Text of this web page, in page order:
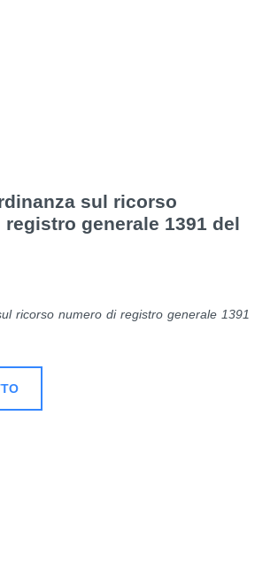
sul ricorso
generale 1391 del
ricorso numero di registro generale 1391